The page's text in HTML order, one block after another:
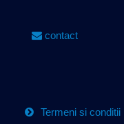
contact
Termeni si conditii